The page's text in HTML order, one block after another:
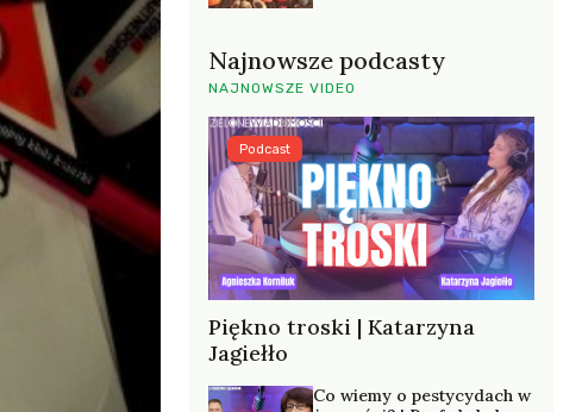
Najnowsze podcasty
NAJNOWSZE VIDEO
Piękno troski | Katarzyna
Jagiełło
Podcast
Co wiemy o pestycydach w